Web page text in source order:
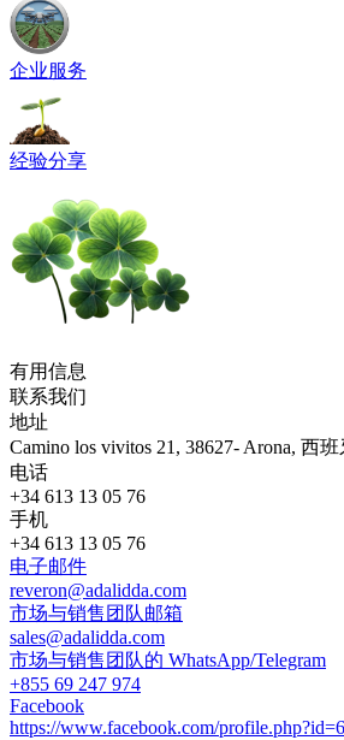
企业服务
经验分享
有用信息
联系我们
地址
Camino los vivitos 21, 38627- Arona, 西班
电话
+34 613 13 05 76
手机
+34 613 13 05 76
电子邮件
reveron@adalidda.com
市场与销售团队邮箱
sales@adalidda.com
市场与销售团队的 WhatsApp/Telegram
+855 69 247 974
Facebook
https://www.facebook.com/